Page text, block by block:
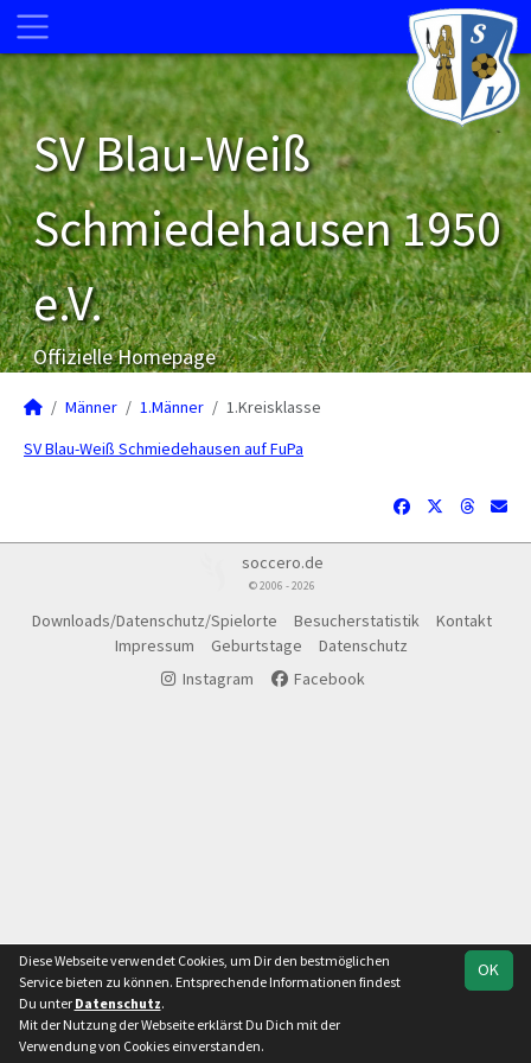
SV Blau-Weiß
Schmiedehausen 1950
e.V.
Offizielle Homepage
Männer 1.Männer 1.Kreisklasse
Team
SV Blau-Weiß Schmiedehausen auf FuPa
soccero.de
© 2006 - 2026
Downloads/Datenschutz/Spielorte Besucherstatistik
Kontakt
Impressum
Geburtstage
Datenschutz
Instagram
Facebook
OK
Diese Webseite verwendet Cookies, um Dir den bestmöglichen
Service bieten zu können. Entsprechende Informationen findest
Du unter Datenschutz.
Mit der Nutzung der Webseite erklärst Du Dich mit der
Verwendung von Cookies einverstanden.